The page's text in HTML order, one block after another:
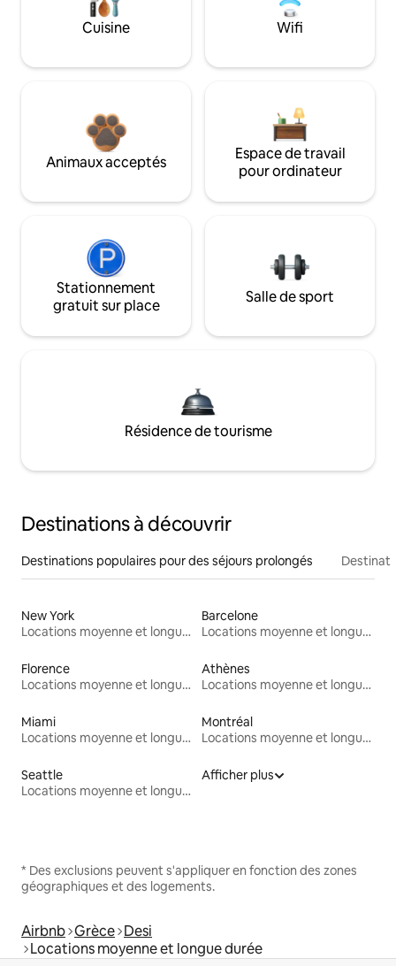
Cuisine Wifi
Animaux acceptés
Espace de travail
pour ordinateur
Stationnement
gratuit sur place
Salle de sport
Résidence de tourisme
Destinations à découvrir
Destinations populaires pour des séjours prolongés
New York
Locations moyenne et longue durée
Barcelone
Locations moyenne et longue durée
Florence
Locations moyenne et longue durée
Athènes
Locations moyenne et longue durée
Miami
Locations moyenne et longue durée
Montréal
Locations moyenne et longue durée
Seattle
Locations moyenne et longue durée
Afficher plus
* Des exclusions peuvent s'appliquer en fonction des zones
géographiques et des logements.
Airbnb Grèce Desi
Locations moyenne et longue durée